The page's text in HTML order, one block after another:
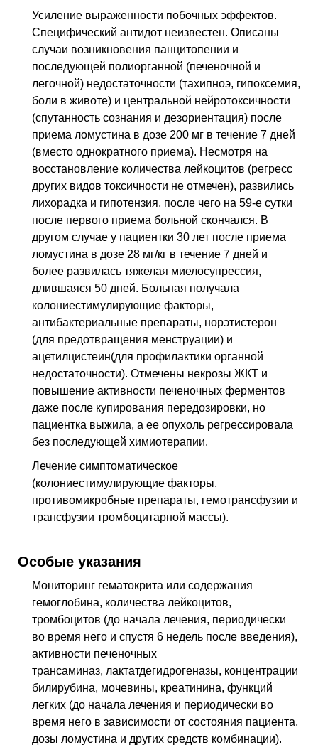
Усиление выраженности побочных эффектов.
Специфический антидот неизвестен. Описаны
случаи возникновения панцитопении и
последующей полиорганной (печеночной и
легочной) недостаточности (тахипноэ, гипоксемия,
боли в животе) и центральной нейротоксичности
(спутанность сознания и дезориентация) после
приема ломустина в дозе 200 мг в течение 7 дней
(вместо однократного приема). Несмотря на
восстановление количества лейкоцитов (регресс
других видов токсичности не отмечен), развились
лихорадка и гипотензия, после чего на 59-е сутки
после первого приема больной скончался. В
другом случае у пациентки 30 лет после приема
ломустина в дозе 28 мг/кг в течение 7 дней и
более развилась тяжелая миелосупрессия,
длившаяся 50 дней. Больная получала
колониестимулирующие факторы,
антибактериальные препараты, норэтистерон
(для предотвращения менструации) и
ацетилцистеин(для профилактики органной
недостаточности). Отмечены некрозы ЖКТ и
повышение активности печеночных ферментов
даже после купирования передозировки, но
пациентка выжила, а ее опухоль регрессировала
без последующей химиотерапии.
Лечение симптоматическое
(колониестимулирующие факторы,
противомикробные препараты, гемотрансфузии и
трансфузии тромбоцитарной массы).
Особые указания
Мониторинг гематокрита или содержания
гемоглобина, количества лейкоцитов,
тромбоцитов (до начала лечения, периодически
во время него и спустя 6 недель после введения),
активности печеночных
трансаминаз, лактатдегидрогеназы, концентрации
билирубина, мочевины, креатинина, функций
легких (до начала лечения и периодически во
время него в зависимости от состояния пациента,
дозы ломустина и других средств комбинации).